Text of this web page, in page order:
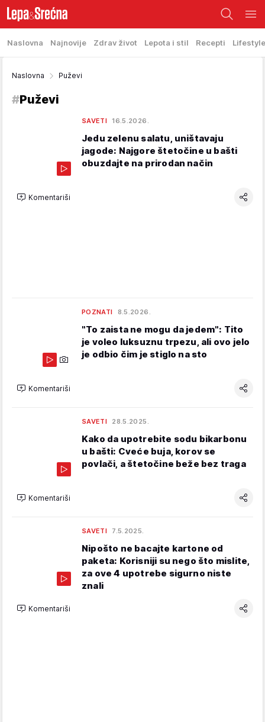
Naslovna Najnovije Zdrav život Lepota i stil Recepti Lifestyle
Naslovna Puževi
#Puževi
SAVETI 16.5.2026.
Jedu zelenu salatu, uništavaju
jagode: Najgore štetočine u bašti
obuzdajte na prirodan način
Komentariši
POZNATI 8.5.2026.
"To zaista ne mogu da jedem": Tito
je voleo luksuznu trpezu, ali ovo jelo
je odbio čim je stiglo na sto
Komentariši
SAVETI 28.5.2025.
Kako da upotrebite sodu bikarbonu
u bašti: Cveće buja, korov se
povlači, a štetočine beže bez traga
Komentariši
SAVETI 7.5.2025.
Nipošto ne bacajte kartone od
paketa: Korisniji su nego što mislite,
za ove 4 upotrebe sigurno niste
znali
Komentariši